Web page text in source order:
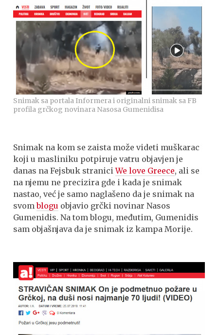
Snimak sa portala Informera i originalni snimak sa FB
profila grčkog novinara Nasosa Gumenidisa
Snimak na kom se zaista može videti muškarac
koji u masliniku potpiruje vatru objavjen je
danas na Fejsbuk straniciWe love Greece, ali se
na njemu ne precizira gde i kada je snimak
nastao, već je samo naglašeno da je snimak na
svomblogu objavio grčki novinar Nasos
Gumenidis. Na tom blogu, međutim, Gumenidis
sam objašnjava da je snimak iz kampa Morije.